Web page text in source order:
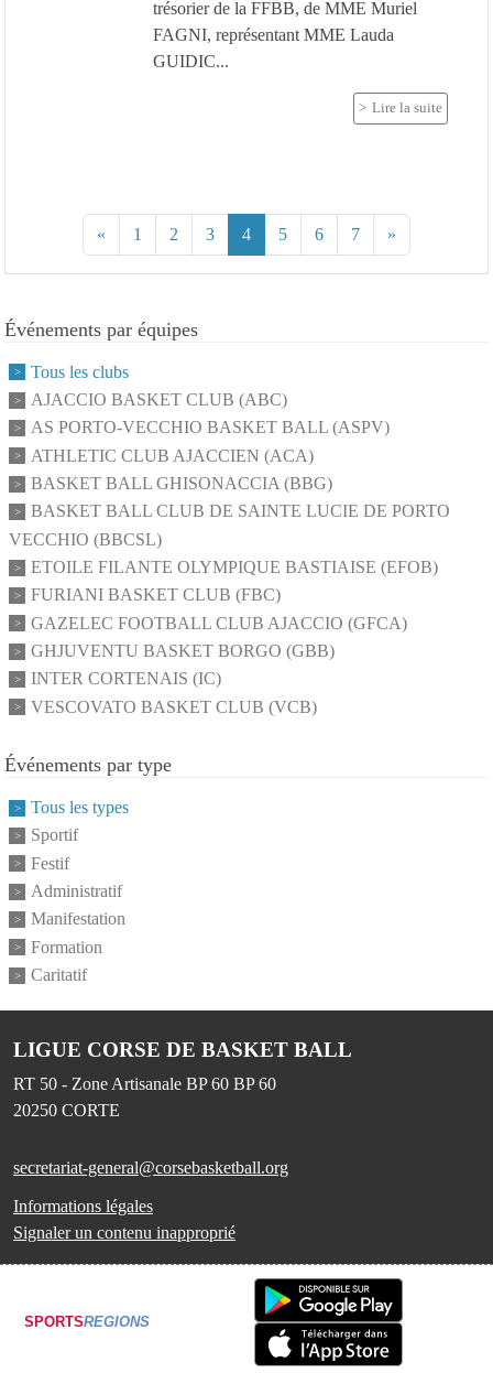
trésorier de la FFBB, de MME Muriel
FAGNI, représentant MME Lauda
GUIDIC...
Lire la suite
« 1 2 3 4 5 6 7 »
Événements par équipes
Tous les clubs
AJACCIO BASKET CLUB (ABC)
AS PORTO-VECCHIO BASKET BALL (ASPV)
ATHLETIC CLUB AJACCIEN (ACA)
BASKET BALL GHISONACCIA (BBG)
BASKET BALL CLUB DE SAINTE LUCIE DE PORTO
VECCHIO (BBCSL)
ETOILE FILANTE OLYMPIQUE BASTIAISE (EFOB)
FURIANI BASKET CLUB (FBC)
GAZELEC FOOTBALL CLUB AJACCIO (GFCA)
GHJUVENTU BASKET BORGO (GBB)
INTER CORTENAIS (IC)
VESCOVATO BASKET CLUB (VCB)
Événements par type
Tous les types
Sportif
Festif
Administratif
Manifestation
Formation
Caritatif
LIGUE CORSE DE BASKET BALL
RT 50 - Zone Artisanale BP 60 BP 60
20250 CORTE
secretariat-general@corsebasketball.org
Informations légales
Signaler un contenu inapproprié
SPORTSREGIONS